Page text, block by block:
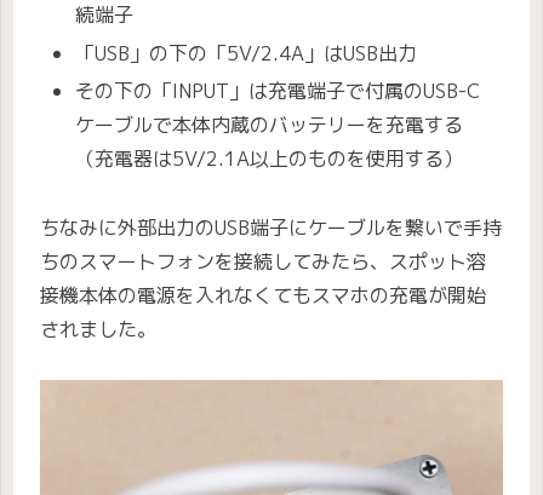
続端子
「USB」の下の「5V/2.4A」はUSB出力
その下の「INPUT」は充電端子で付属のUSB-C
ケーブルで本体内蔵のバッテリーを充電する
（充電器は5V/2.1A以上のものを使用する）
ちなみに外部出力のUSB端子にケーブルを繋いで手持
ちのスマートフォンを接続してみたら、スポット溶
接機本体の電源を入れなくてもスマホの充電が開始
されました。